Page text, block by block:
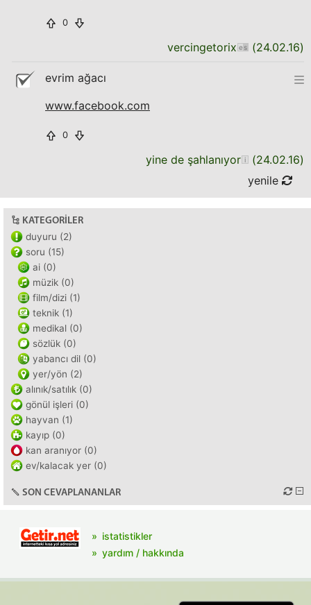
0
vercingetorix (24.02.16)
evrim ağacı
www.facebook.com
0
yine de şahlanıyor (24.02.16)
yenile
KATEGORILER
duyuru (2)
soru (15)
ai (0)
müzik (0)
film/dizi (1)
teknik (1)
medikal (0)
sözlük (0)
yabancı dil (0)
yer/yön (2)
alınık/satılık (0)
gönül işleri (0)
hayvan (1)
kayıp (0)
kan aranıyor (0)
ev/kalacak yer (0)
SON CEVAPLANANLAR
istatistikler
yardım / hakkında